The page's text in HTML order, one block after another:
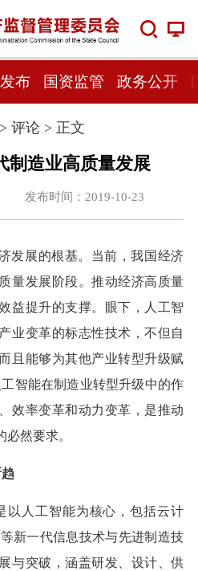
布 国资监管 政务公开
评论 > 正文
制造业高质量发展
发布时间：2019-10-23
发展的根基。当前，我国经济
量发展阶段。推动经济高质量
益提升的支撑。眼下，人工智
业变革的标志性技术，不但自
且能够为其他产业转型升级赋
智能在制造业转型升级中的作
效率变革和动力变革，是推动
然要求。
以人工智能为核心，包括云计
新一代信息技术与先进制造技
与突破，涵盖研发、设计、供